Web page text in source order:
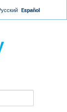
Español